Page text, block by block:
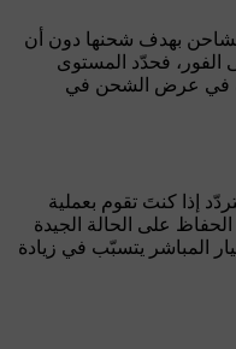
بهدف شحنها دون أن
الفور، فحدّد المستوى
في عرض الشحن في
إذا كنتَ تقوم بعملية
على الحالة الجيدة
المباشر يتسبّب في زيادة